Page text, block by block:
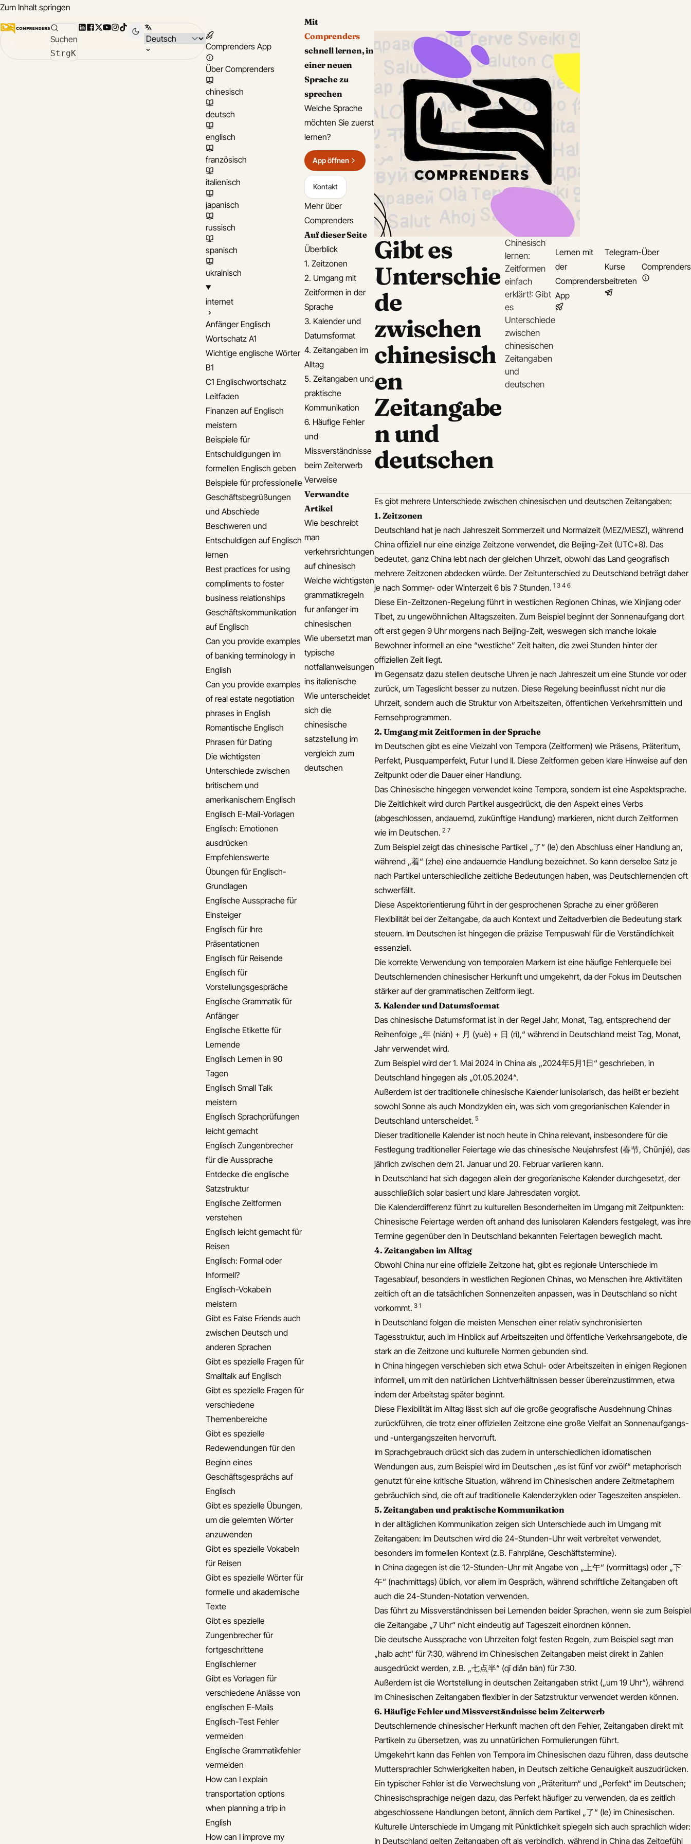
Zum Inhalt springen
Suchen
StrgK
LinkedIn
Facebook
X YouTube
Instagram
TikTok Sprache wählen
Comprenders App
Über Comprenders
chinesisch
deutsch
englisch
französisch
italienisch
japanisch
russisch
spanisch
ukrainisch
internet
Anfänger Englisch
Wortschatz A1
Wichtige englische Wörter
B1
C1 Englischwortschatz
Leitfaden
Finanzen auf Englisch
meistern
Beispiele für
Entschuldigungen im
formellen Englisch geben
Beispiele für professionelle
Geschäftsbegrüßungen
und Abschiede
Beschweren und
Entschuldigen auf Englisch
lernen
Best practices for using
compliments to foster
business relationships
Geschäftskommunikation
auf Englisch
Can you provide examples
of banking terminology in
English
Can you provide examples
of real estate negotiation
phrases in English
Romantische Englisch
Phrasen für Dating
Die wichtigsten
Unterschiede zwischen
britischem und
amerikanischem Englisch
Englisch E-Mail-Vorlagen
Englisch: Emotionen
ausdrücken
Empfehlenswerte
Übungen für Englisch-
Grundlagen
Englische Aussprache für
Einsteiger
Englisch für Ihre
Präsentationen
Englisch für Reisende
Englisch für
Vorstellungsgespräche
Englische Grammatik für
Anfänger
Englische Etikette für
Lernende
Englisch Lernen in 90
Tagen
Englisch Small Talk
meistern
Englisch Sprachprüfungen
leicht gemacht
Englisch Zungenbrecher
für die Aussprache
Entdecke die englische
Satzstruktur
Englische Zeitformen
verstehen
Englisch leicht gemacht für
Reisen
Englisch: Formal oder
Informell?
Englisch-Vokabeln
meistern
Gibt es False Friends auch
zwischen Deutsch und
anderen Sprachen
Gibt es spezielle Fragen für
Smalltalk auf Englisch
Gibt es spezielle Fragen für
verschiedene
Themenbereiche
Gibt es spezielle
Redewendungen für den
Beginn eines
Geschäftsgesprächs auf
Englisch
Gibt es spezielle Übungen,
um die gelernten Wörter
anzuwenden
Gibt es spezielle Vokabeln
für Reisen
Gibt es spezielle Wörter für
formelle und akademische
Texte
Gibt es spezielle
Zungenbrecher für
fortgeschrittene
Englischlerner
Gibt es Vorlagen für
verschiedene Anlässe von
englischen E-Mails
Englisch-Test Fehler
vermeiden
Englische Grammatikfehler
vermeiden
How can I explain
transportation options
when planning a trip in
English
How can I improve my
Mit
Comprenders
schnell lernen, in
einer neuen
Sprache zu
sprechen
Welche Sprache
möchten Sie zuerst
lernen?
App öffnen
Kontakt
Mehr über
Comprenders
Auf dieser Seite
Überblick
1. Zeitzonen
2. Umgang mit
Zeitformen in der
Sprache
3. Kalender und
Datumsformat
4. Zeitangaben im
Alltag
5. Zeitangaben und
praktische
Kommunikation
6. Häufige Fehler
und
Missverständnisse
beim Zeiterwerb
Verweise
Verwandte
Artikel
Wie beschreibt
man
verkehrsrichtungen
auf chinesisch
Welche wichtigsten
grammatikregeln
fur anfanger im
chinesischen
Wie ubersetzt man
typische
notfallanweisungen
ins italienische
Wie unterscheidet
sich die
chinesische
satzstellung im
vergleich zum
deutschen
Gibt es
Unterschie
de
zwischen
chinesisch
en
Zeitangabe
n und
deutschen
Chinesisch
lernen:
Zeitformen
einfach
erklärt!: Gibt
es
Unterschiede
zwischen
chinesischen
Zeitangaben
und
deutschen
Lernen mit
der
Comprenders
App
Telegram-
Kurse
beitreten
Über
Comprenders
Es gibt mehrere Unterschiede zwischen chinesischen und deutschen Zeitangaben:
1. Zeitzonen
Deutschland hat je nach Jahreszeit Sommerzeit und Normalzeit (MEZ/MESZ), während
China offiziell nur eine einzige Zeitzone verwendet, die Beijing-Zeit (UTC+8). Das
bedeutet, ganz China lebt nach der gleichen Uhrzeit, obwohl das Land geografisch
mehrere Zeitzonen abdecken würde. Der Zeitunterschied zu Deutschland beträgt daher
je nach Sommer- oder Winterzeit 6 bis 7 Stunden. 1 3 4 6
Diese Ein-Zeitzonen-Regelung führt in westlichen Regionen Chinas, wie Xinjiang oder
Tibet, zu ungewöhnlichen Alltagszeiten. Zum Beispiel beginnt der Sonnenaufgang dort
oft erst gegen 9 Uhr morgens nach Beijing-Zeit, weswegen sich manche lokale
Bewohner informell an eine “westliche” Zeit halten, die zwei Stunden hinter der
offiziellen Zeit liegt.
Im Gegensatz dazu stellen deutsche Uhren je nach Jahreszeit um eine Stunde vor oder
zurück, um Tageslicht besser zu nutzen. Diese Regelung beeinflusst nicht nur die
Uhrzeit, sondern auch die Struktur von Arbeitszeiten, öffentlichen Verkehrsmitteln und
Fernsehprogrammen.
2. Umgang mit Zeitformen in der Sprache
Im Deutschen gibt es eine Vielzahl von Tempora (Zeitformen) wie Präsens, Präteritum,
Perfekt, Plusquamperfekt, Futur I und II. Diese Zeitformen geben klare Hinweise auf den
Zeitpunkt oder die Dauer einer Handlung.
Das Chinesische hingegen verwendet keine Tempora, sondern ist eine Aspektsprache.
Die Zeitlichkeit wird durch Partikel ausgedrückt, die den Aspekt eines Verbs
(abgeschlossen, andauernd, zukünftige Handlung) markieren, nicht durch Zeitformen
wie im Deutschen. 2 7
Zum Beispiel zeigt das chinesische Partikel „了“ (le) den Abschluss einer Handlung an,
während „着“ (zhe) eine andauernde Handlung bezeichnet. So kann derselbe Satz je
nach Partikel unterschiedliche zeitliche Bedeutungen haben, was Deutschlernenden oft
schwerfällt.
Diese Aspektorientierung führt in der gesprochenen Sprache zu einer größeren
Flexibilität bei der Zeitangabe, da auch Kontext und Zeitadverbien die Bedeutung stark
steuern. Im Deutschen ist hingegen die präzise Tempuswahl für die Verständlichkeit
essenziell.
Die korrekte Verwendung von temporalen Markern ist eine häufige Fehlerquelle bei
Deutschlernenden chinesischer Herkunft und umgekehrt, da der Fokus im Deutschen
stärker auf der grammatischen Zeitform liegt.
3. Kalender und Datumsformat
Das chinesische Datumsformat ist in der Regel Jahr, Monat, Tag, entsprechend der
Reihenfolge „年 (nián) + 月 (yuè) + 日 (rì),“ während in Deutschland meist Tag, Monat,
Jahr verwendet wird.
Zum Beispiel wird der 1. Mai 2024 in China als „2024年5月1日“ geschrieben, in
Deutschland hingegen als „01.05.2024“.
Außerdem ist der traditionelle chinesische Kalender lunisolarisch, das heißt er bezieht
sowohl Sonne als auch Mondzyklen ein, was sich vom gregorianischen Kalender in
Deutschland unterscheidet. 5
Dieser traditionelle Kalender ist noch heute in China relevant, insbesondere für die
Festlegung traditioneller Feiertage wie das chinesische Neujahrsfest (春节, Chūnjié), das
jährlich zwischen dem 21. Januar und 20. Februar variieren kann.
In Deutschland hat sich dagegen allein der gregorianische Kalender durchgesetzt, der
ausschließlich solar basiert und klare Jahresdaten vorgibt.
Die Kalenderdifferenz führt zu kulturellen Besonderheiten im Umgang mit Zeitpunkten:
Chinesische Feiertage werden oft anhand des lunisolaren Kalenders festgelegt, was ihre
Termine gegenüber den in Deutschland bekannten Feiertagen beweglich macht.
4. Zeitangaben im Alltag
Obwohl China nur eine offizielle Zeitzone hat, gibt es regionale Unterschiede im
Tagesablauf, besonders in westlichen Regionen Chinas, wo Menschen ihre Aktivitäten
zeitlich oft an die tatsächlichen Sonnenzeiten anpassen, was in Deutschland so nicht
vorkommt. 3 1
In Deutschland folgen die meisten Menschen einer relativ synchronisierten
Tagesstruktur, auch im Hinblick auf Arbeitszeiten und öffentliche Verkehrsangebote, die
stark an die Zeitzone und kulturelle Normen gebunden sind.
In China hingegen verschieben sich etwa Schul- oder Arbeitszeiten in einigen Regionen
informell, um mit den natürlichen Lichtverhältnissen besser übereinzustimmen, etwa
indem der Arbeitstag später beginnt.
Diese Flexibilität im Alltag lässt sich auf die große geografische Ausdehnung Chinas
zurückführen, die trotz einer offiziellen Zeitzone eine große Vielfalt an Sonnenaufgangs-
und -untergangszeiten hervorruft.
Im Sprachgebrauch drückt sich das zudem in unterschiedlichen idiomatischen
Wendungen aus, zum Beispiel wird im Deutschen „es ist fünf vor zwölf“ metaphorisch
genutzt für eine kritische Situation, während im Chinesischen andere Zeitmetaphern
gebräuchlich sind, die oft auf traditionelle Kalenderzyklen oder Tageszeiten anspielen.
5. Zeitangaben und praktische Kommunikation
In der alltäglichen Kommunikation zeigen sich Unterschiede auch im Umgang mit
Zeitangaben: Im Deutschen wird die 24-Stunden-Uhr weit verbreitet verwendet,
besonders im formellen Kontext (z.B. Fahrpläne, Geschäftstermine).
In China dagegen ist die 12-Stunden-Uhr mit Angabe von „上午“ (vormittags) oder „下
午“ (nachmittags) üblich, vor allem im Gespräch, während schriftliche Zeitangaben oft
auch die 24-Stunden-Notation verwenden.
Das führt zu Missverständnissen bei Lernenden beider Sprachen, wenn sie zum Beispiel
die Zeitangabe „7 Uhr“ nicht eindeutig auf Tageszeit einordnen können.
Die deutsche Aussprache von Uhrzeiten folgt festen Regeln, zum Beispiel sagt man
„halb acht“ für 7:30, während im Chinesischen Zeitangaben meist direkt in Zahlen
ausgedrückt werden, z.B. „七点半“ (qī diǎn bàn) für 7:30.
Außerdem ist die Wortstellung in deutschen Zeitangaben strikt („um 19 Uhr“), während
im Chinesischen Zeitangaben flexibler in der Satzstruktur verwendet werden können.
6. Häufige Fehler und Missverständnisse beim Zeiterwerb
Deutschlernende chinesischer Herkunft machen oft den Fehler, Zeitangaben direkt mit
Partikeln zu übersetzen, was zu unnatürlichen Formulierungen führt.
Umgekehrt kann das Fehlen von Tempora im Chinesischen dazu führen, dass deutsche
Muttersprachler Schwierigkeiten haben, in Deutsch zeitliche Genauigkeit auszudrücken.
Ein typischer Fehler ist die Verwechslung von „Präteritum“ und „Perfekt“ im Deutschen;
Chinesischsprachige neigen dazu, das Perfekt häufiger zu verwenden, da es zeitlich
abgeschlossene Handlungen betont, ähnlich dem Partikel „了“ (le) im Chinesischen.
Kulturelle Unterschiede im Umgang mit Pünktlichkeit spiegeln sich auch sprachlich wider:
In Deutschland gelten Zeitangaben oft als verbindlich, während in China das Zeitgefühl